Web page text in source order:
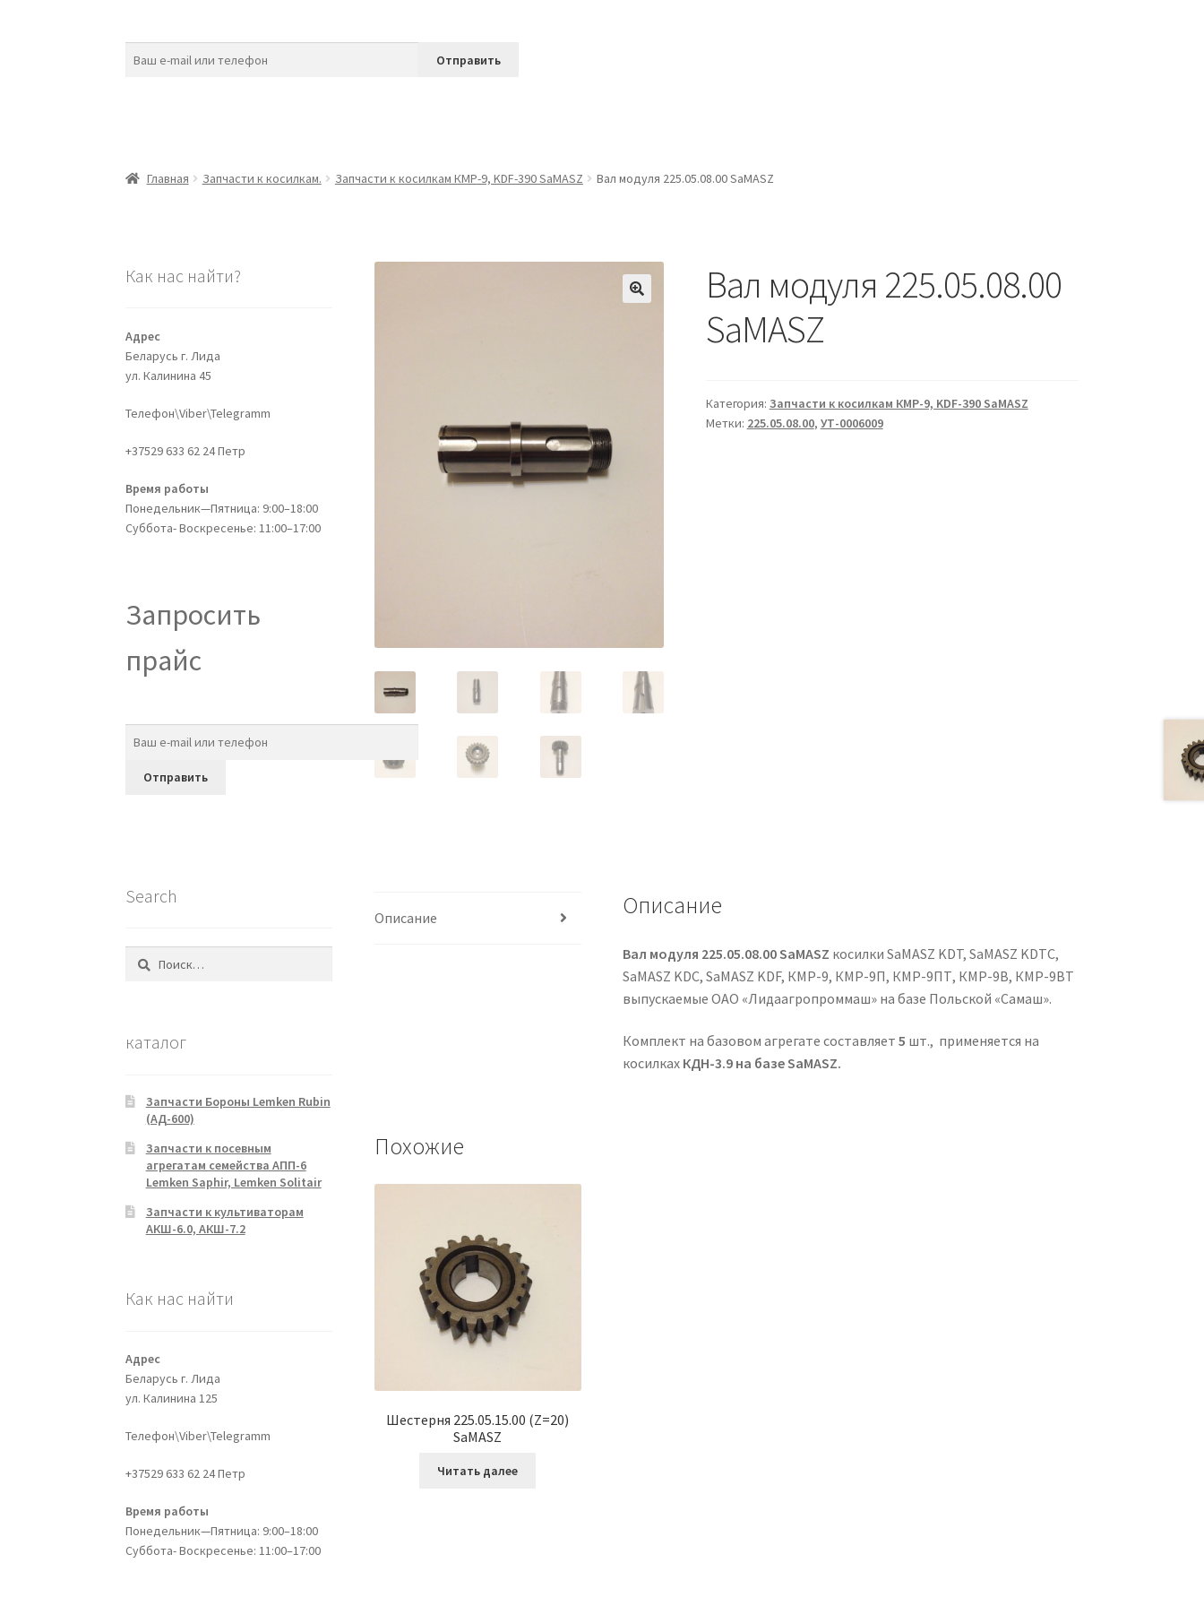
Главная Запчасти к косилкам. Запчасти к косилкам КМР-9, KDF-390 SaMASZ Вал модуля 225.05.08.00 SaMASZ
Вал модуля 225.05.08.00
SaMASZ
Категория: Запчасти к косилкам КМР-9, KDF-390 SaMASZ
Метки: 225.05.08.00, УТ-0006009
Описание Описание
Вал модуля 225.05.08.00 SaMASZ косилки SaMASZ KDT, SaMASZ KDTC,
SaMASZ KDC, SaMASZ KDF, КМР-9, КМР-9П, КМР-9ПТ, КМР-9В, КМР-9ВТ
выпускаемые ОАО «Лидаагропроммаш» на базе Польской «Самаш».
Комплект на базовом агрегате составляет5 шт., применяется на
косилках КДН-3.9 на базе SaMASZ.
Похожие
Шестерня 225.05.15.00 (Z=20)
SaMASZ
Читать далее
Как нас найти?
Адрес
Беларусь г. Лида
ул. Калинина 45
Телефон\Viber\Telegramm
+37529 633 62 24 Петр
Время работы
Понедельник—Пятница: 9:00–18:00
Суббота- Воскресенье: 11:00–17:00
Запросить
прайс
Search
Найти:
каталог
Запчасти Бороны Lemken Rubin
(АД-600)
Запчасти к посевным
агрегатам семейства АПП-6
Lemken Saphir, Lemken Solitair
Запчасти к культиваторам
АКШ-6.0, АКШ-7.2
Как нас найти
Адрес
Беларусь г. Лида
ул. Калинина 125
Телефон\Viber\Telegramm
+37529 633 62 24 Петр
Время работы
Понедельник—Пятница: 9:00–18:00
Суббота- Воскресенье: 11:00–17:00